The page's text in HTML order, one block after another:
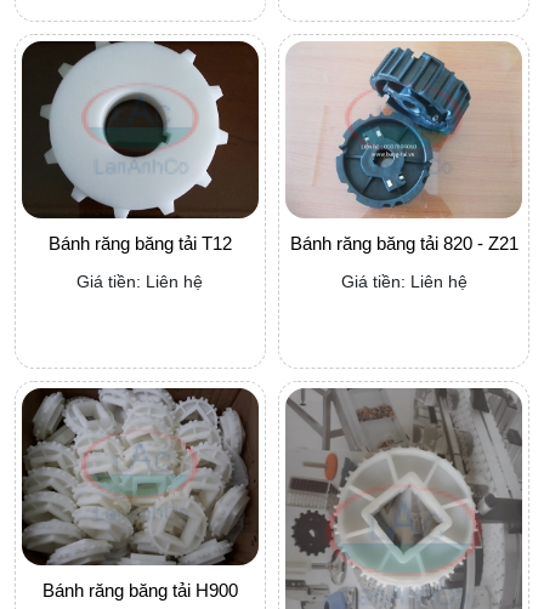
Bánh răng băng tải T12
Giá tiền: Liên hệ
Bánh răng băng tải 820 - Z21
Giá tiền: Liên hệ
Bánh răng băng tải H900